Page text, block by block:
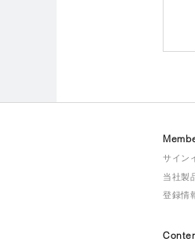
サイン
当社製
登録情